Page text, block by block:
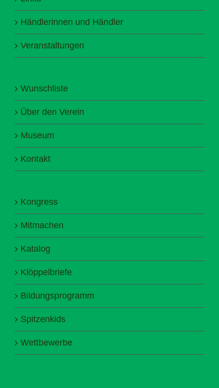
Händlerinnen und Händler
Veranstaltungen
Wunschliste
Über den Verein
Museum
Kontakt
Kongress
Mitmachen
Katalog
Klöppelbriefe
Bildungsprogramm
Spitzenkids
Wettbewerbe